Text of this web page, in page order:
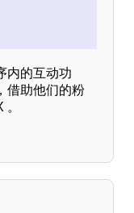
内的互动功
借助他们的粉